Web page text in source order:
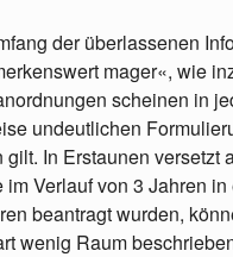
der überlassenen
mager«, wie
scheinen in
undeutlichen
In Erstaunen versetzt
Verlauf von 3 Jahren
beantragt wurden,
wenig Raum